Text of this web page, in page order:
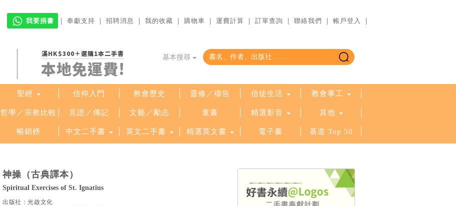
我要捐書 ｜ 奉獻支持 ｜ 招聘消息 ｜ 我的收藏 ｜ 購物車 ｜ 運費計算 ｜ 訂單查詢 ｜ 聯絡我們 ｜ 帳戶登入 ｜
滿HK$300＋選購1本二手書
本地免運費!
基本搜尋
聖經 信仰入門 教會歷史 靈修／禱告 信徒生活 教會事工
哲學／宗教比較 見證／傳記 文藝／勵志 童書 精選影音 其他
暢銷榜 中文二手書 英文二手書 精選英文書 電子書 基道 Top 50
神操（古典譯本）
Spiritual Exercises of St. Ignatius
出版社：光啟文化